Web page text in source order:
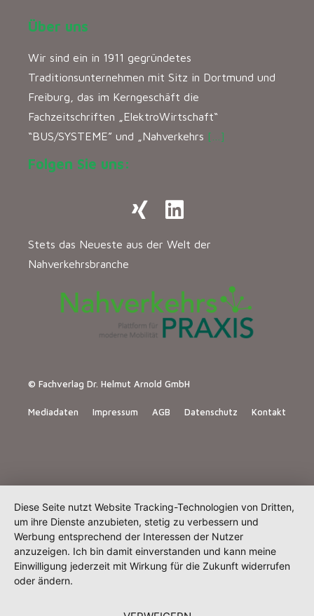
Über uns
Wir sind ein in 1911 gegründetes
Traditionsunternehmen mit Sitz in Dortmund und
Freiburg, das im Kerngeschäft die
Fachzeitschriften „ElektroWirtschaft“
“BUS/SYSTEME” und „Nahverkehrs […]
Folgen Sie uns:
Stets das Neueste aus der Welt der
Nahverkehrsbranche
© Fachverlag Dr. Helmut Arnold GmbH
Mediadaten Impressum AGB Datenschutz Kontakt
Diese Seite nutzt Website Tracking-Technologien von Dritten,
um ihre Dienste anzubieten, stetig zu verbessern und
Werbung entsprechend der Interessen der Nutzer
anzuzeigen. Ich bin damit einverstanden und kann meine
Einwilligung jederzeit mit Wirkung für die Zukunft widerrufen
oder ändern.